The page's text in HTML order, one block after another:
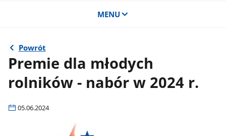
MENU
Powrót
Premie dla młodych
rolników - nabór w 2024 r.
05.06.2024